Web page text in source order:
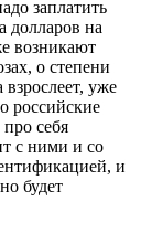
заплатить
долларов на
возникают
о степени
уже
российские
себя
с ними и со
и
будет